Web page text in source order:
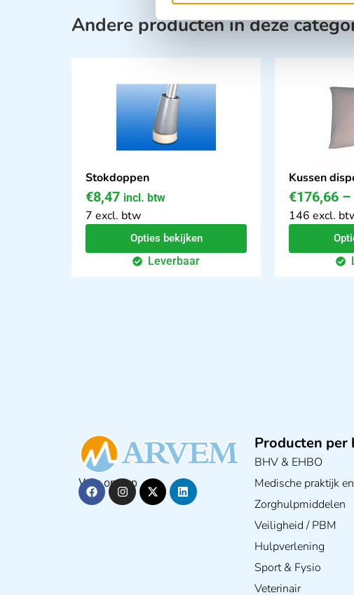
Andere producten in deze
Stokdoppen
€8,47 incl. btw
7 excl. btw
Opties bekijken
Leverbaar
Kussen
€176,66 –
146 excl.
Volg ons op
Producten per
BHV & EHBO
Medische praktijk
Zorghulpmiddelen
Veiligheid / PBM
Hulpverlening
Sport & Fysio
Veterinair